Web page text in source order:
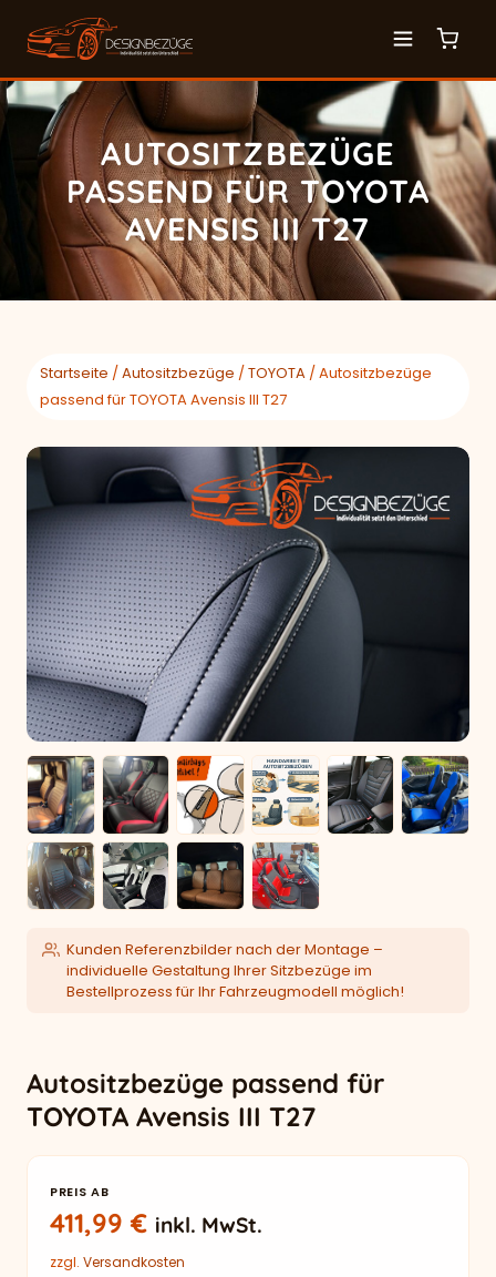
AUTOSITZBEZÜGE
PASSEND FÜR TOYOTA
AVENSIS III T27
Startseite /Autositzbezüge /TOYOTA / Autositzbezüge
passend für TOYOTA Avensis III T27
Kunden Referenzbilder nach der Montage –
individuelle Gestaltung Ihrer Sitzbezüge im
Bestellprozess für Ihr Fahrzeugmodell möglich!
Autositzbezüge passend für
TOYOTA Avensis III T27
PREIS AB
411,99€ inkl. MwSt.
zzgl. Versandkosten